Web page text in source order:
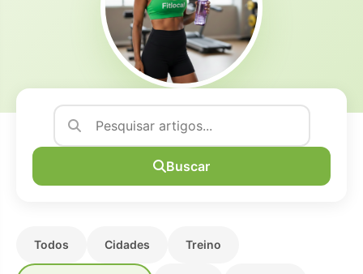
Buscar
Todos Cidades Treino